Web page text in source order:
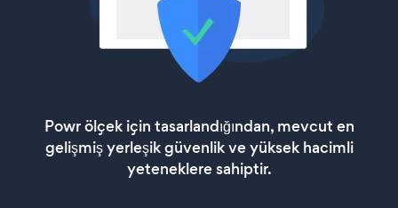
Powr ölçek için tasarlandığından, mevcut en
gelişmiş yerleşik güvenlik ve yüksek hacimli
yeteneklere sahiptir.